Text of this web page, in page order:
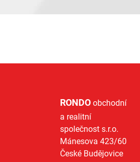
RONDO obchodní
a realitní
společnost s.r.o.
Mánesova 423/60
České Budějovice